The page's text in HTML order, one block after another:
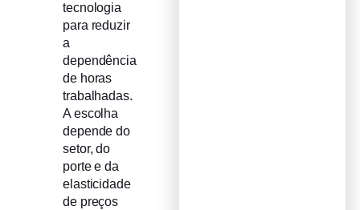
tecnologia
para reduzir
a
dependência
de horas
trabalhadas.
A escolha
depende do
setor, do
porte e da
elasticidade
de preços